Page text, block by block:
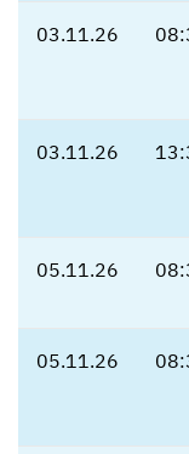
03.11.26
03.11.26
05.11.26
05.11.26